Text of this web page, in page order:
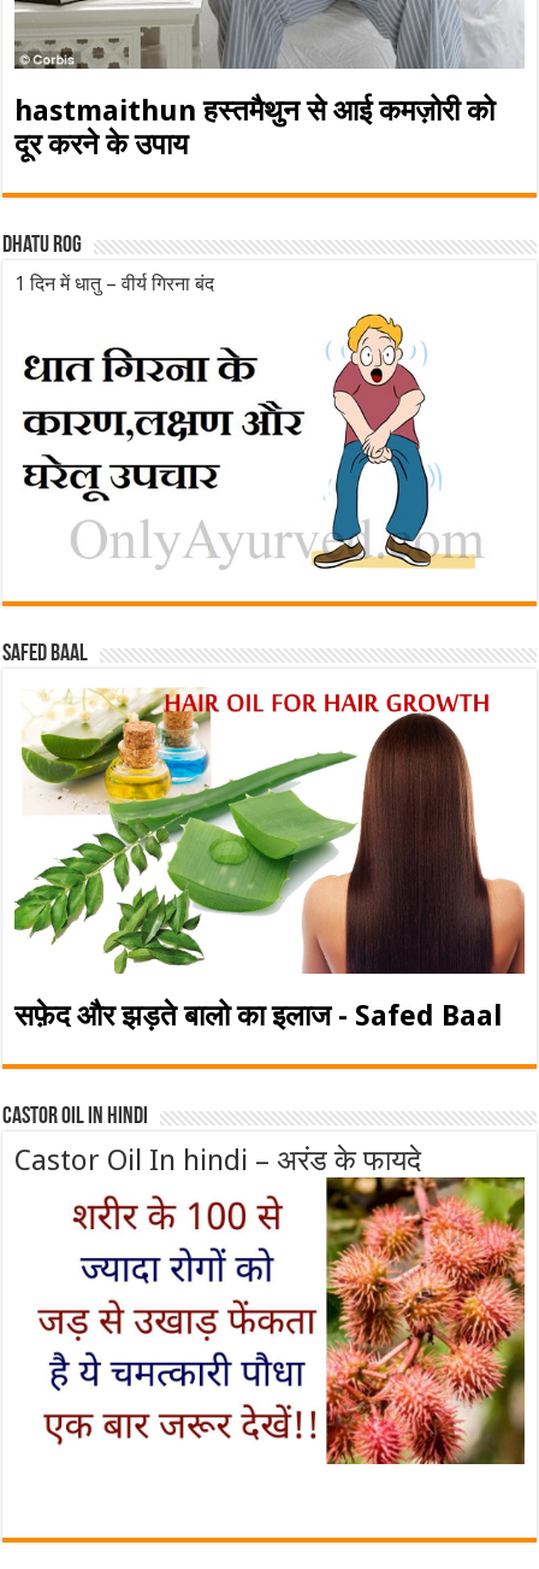
hastmaithun हस्तमैथुन से आई कमज़ोरी को
दूर करने के उपाय
Dhatu rog
1 दिन में धातु – वीर्य गिरना बंद
Safed baal
सफ़ेद और झड़ते बालो का इलाज - Safed Baal
Castor Oil In Hindi
Castor Oil In hindi – अरंड के फायदे